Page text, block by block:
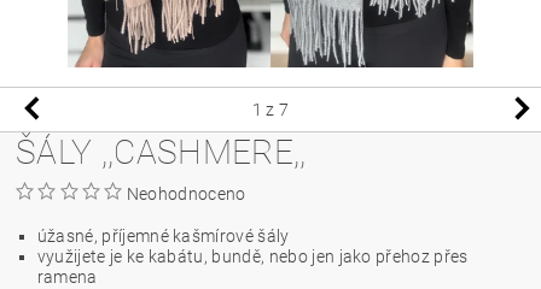
1 z 7
ŠÁLY ,,CASHMERE,,
Neohodnoceno
úžasné, příjemné kašmírové šály
využijete je ke kabátu, bundě, nebo jen jako přehoz přes
ramena